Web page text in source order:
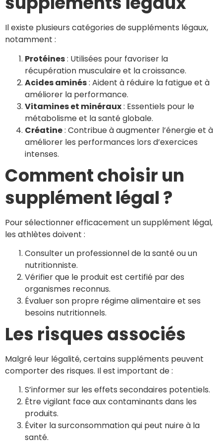
Il existe plusieurs catégories de suppléments légaux,
notamment :
Protéines: Utilisées pour favoriser la
récupération musculaire et la croissance.
Acides aminés: Aident à réduire la fatigue et à
améliorer la performance.
Vitamines et minéraux: Essentiels pour le
métabolisme et la santé globale.
Créatine: Contribue à augmenter l’énergie et à
améliorer les performances lors d’exercices
intenses.
Comment choisir un
supplément légal ?
Pour sélectionner efficacement un supplément légal,
les athlètes doivent :
Consulter un professionnel de la santé ou un
nutritionniste.
Vérifier que le produit est certifié par des
organismes reconnus.
Évaluer son propre régime alimentaire et ses
besoins nutritionnels.
Les risques associés
Malgré leur légalité, certains suppléments peuvent
comporter des risques. Il est important de :
S’informer sur les effets secondaires potentiels.
Être vigilant face aux contaminants dans les
produits.
Éviter la surconsommation qui peut nuire à la
santé.